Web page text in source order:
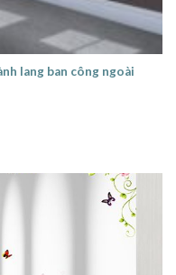
lang ban công ngoài